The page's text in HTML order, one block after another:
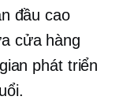
đầu cao
cửa hàng
phát triển